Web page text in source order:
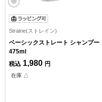
Straine(ストレイン)
ベーシックストレート シャンプー
475ml
税込 1,980 円
在庫 △